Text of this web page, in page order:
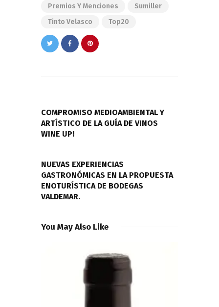
Premios Y Menciones
Sumiller
Tinto Velasco
Top20
entradas
COMPROMISO MEDIOAMBIENTAL Y
ARTÍSTICO DE LA GUÍA DE VINOS
WINE UP!
NUEVAS EXPERIENCIAS
GASTRONÓMICAS EN LA PROPUESTA
ENOTURÍSTICA DE BODEGAS
VALDEMAR.
You May Also Like